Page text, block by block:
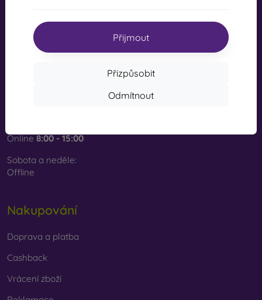
Přijmout
Přizpůsobit
Odmítnout
Kontakt
Online 8:00 - 15:00
Sobota a neděle:
Offline
Nakupování
Doprava a platba
Cashback
Vrácení zboží